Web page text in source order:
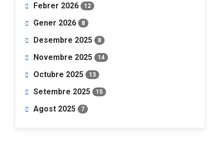
Febrer 2026 12
Gener 2026 8
Desembre 2025 8
Novembre 2025 14
Octubre 2025 13
Setembre 2025 15
Agost 2025 7